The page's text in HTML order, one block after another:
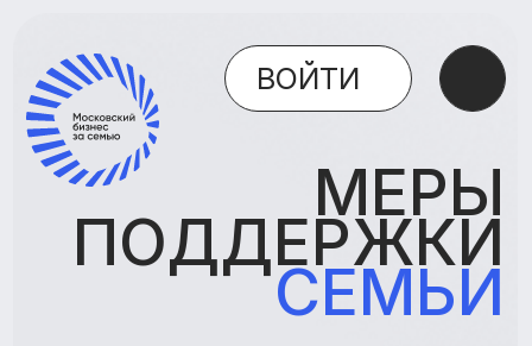
ВОЙТИ
ПОДДЕРЖКИ
СЕМЬИ
АССОЦИАЦИИ ПРЕДПРИНИМАТЕЛЕЙ
«МОСКОВСКИЙ БИЗНЕС - ЗА СЕМЬЮ» -
ПРЕДСТАВИТЕЛИ БИЗНЕС-СООБЩЕСТВА,
РАБОТАЮЩИЕ В ДВУХ НАПРАВЛЕНИЯХ: